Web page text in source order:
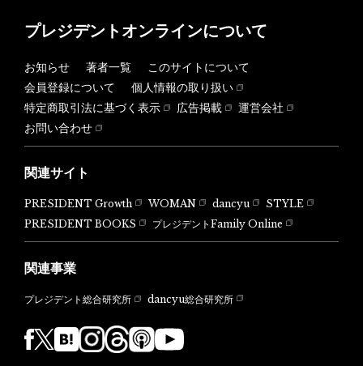
プレジデントオンラインについて
お知らせ 著者一覧
このサイトについて
会員登録について
個人情報の取り扱い
特定商取引法に基づく表示
広告掲載
運営会社
お問い合わせ
関連サイト
PRESIDENT Growth WOMAN dancyu
STYLE
PRESIDENT BOOKS
プレジデントFamily Online
関連事業
プレジデント総合研究所 dancyu総合研究所